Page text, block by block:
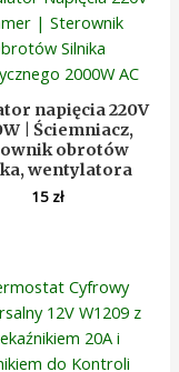
napięcia 220V
| Ściemniacz,
obrotów
wentylatora
15 zł